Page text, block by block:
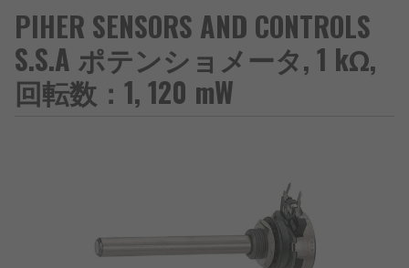
PIHER SENSORS AND CONTROLS
S.S.A ポテンショメータ, 1 kΩ,
回転数：1, 120 mW